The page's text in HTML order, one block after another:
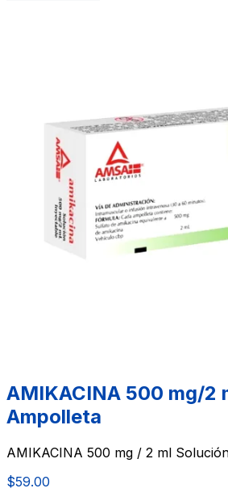
AMIKACINA 500 mg/2
Ampolleta
AMIKACINA 500 mg / 2 ml
$59.00